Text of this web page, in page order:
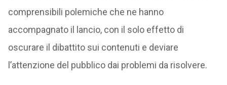
comprensibili polemiche che ne hanno
accompagnato il lancio, con il solo effetto di
oscurare il dibattito sui contenuti e deviare
l’attenzione del pubblico dai problemi da risolvere.